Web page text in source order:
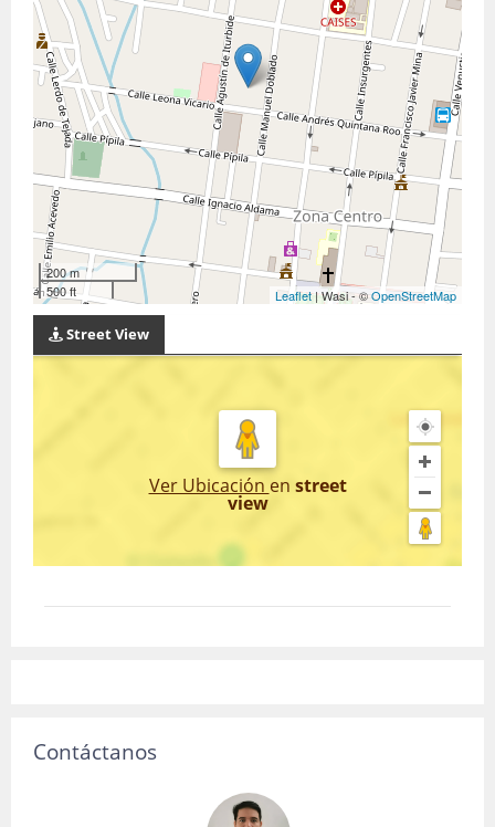
200 m
500 ft
Leaflet| Wasi - ©OpenStreetMap
Street View
Ver Ubicación en street
view
Contáctanos